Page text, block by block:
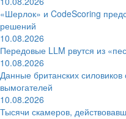
«Шерлок» и CodeScoring
решений
10.08.2026
Передовые LLM рвутся из
10.08.2026
Данные британских
вымогателей
10.08.2026
Тысячи скамеров,